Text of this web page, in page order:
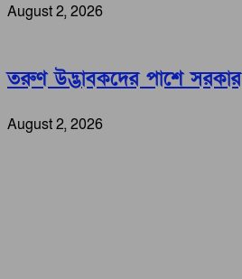
August 2, 2026
তরুণ উদ্ভাবকদের পাশে সরকার:
August 2, 2026